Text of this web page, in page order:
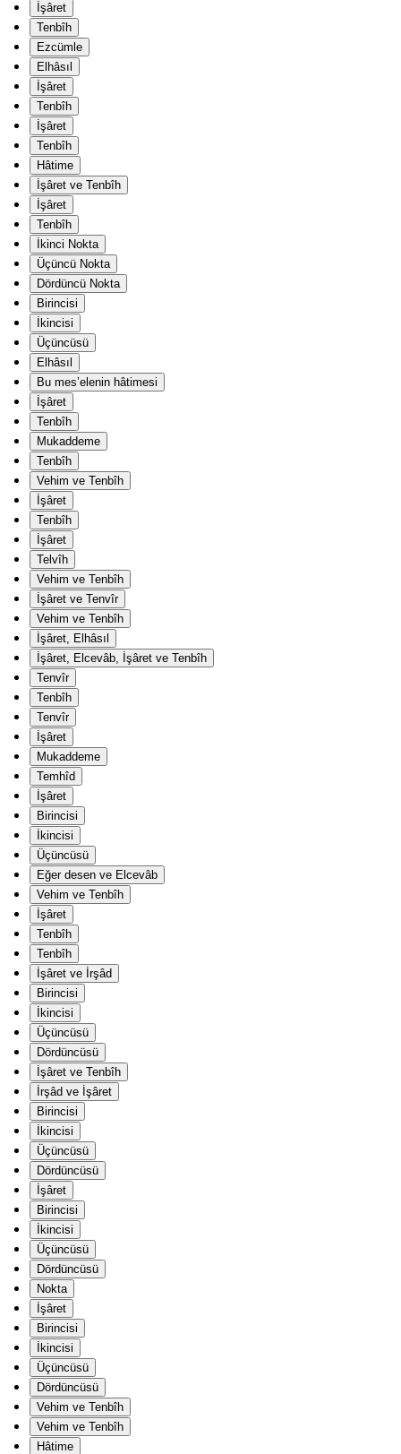
İşâret
Tenbîh
Ezcümle
Elhâsıl
İşâret
Tenbîh
İşâret
Tenbîh
Hâtime
İşâret ve Tenbîh
İşâret
Tenbîh
İkinci Nokta
Üçüncü Nokta
Dördüncü Nokta
Birincisi
İkincisi
Üçüncüsü
Elhâsıl
Bu mes’elenin hâtimesi
İşâret
Tenbîh
Mukaddeme
Tenbîh
Vehim ve Tenbîh
İşâret
Tenbîh
İşâret
Telvîh
Vehim ve Tenbîh
İşâret ve Tenvîr
Vehim ve Tenbîh
İşâret, Elhâsıl
İşâret, Elcevâb, İşâret ve Tenbîh
Tenvîr
Tenbîh
Tenvîr
İşâret
Mukaddeme
Temhîd
İşâret
Birincisi
İkincisi
Üçüncüsü
Eğer desen ve Elcevâb
Vehim ve Tenbîh
İşâret
Tenbîh
Tenbîh
İşâret ve İrşâd
Birincisi
İkincisi
Üçüncüsü
Dördüncüsü
İşâret ve Tenbîh
İrşâd ve İşâret
Birincisi
İkincisi
Üçüncüsü
Dördüncüsü
İşâret
Birincisi
İkincisi
Üçüncüsü
Dördüncüsü
Nokta
İşâret
Birincisi
İkincisi
Üçüncüsü
Dördüncüsü
Vehim ve Tenbîh
Vehim ve Tenbîh
Hâtime